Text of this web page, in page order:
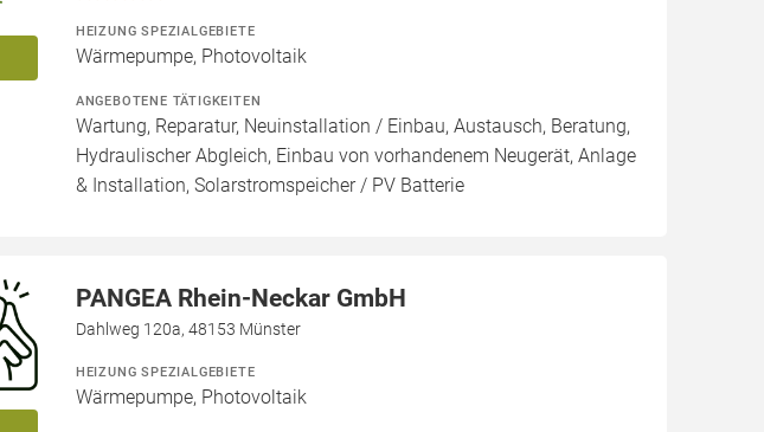
HEIZUNG SPEZIALGEBIETE
Wärmepumpe, Photovoltaik
ANGEBOTENE TÄTIGKEITEN
Wartung, Reparatur, Neuinstallation / Einbau, Austausch, Beratung,
Hydraulischer Abgleich, Einbau von vorhandenem Neugerät, Anlage
& Installation, Solarstromspeicher / PV Batterie
PANGEA Rhein-Neckar GmbH
Dahlweg 120a, 48153 Münster
HEIZUNG SPEZIALGEBIETE
Wärmepumpe, Photovoltaik